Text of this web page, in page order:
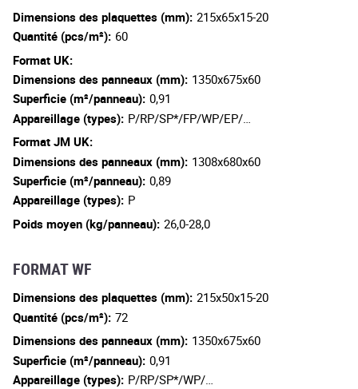
Dimensions des plaquettes (mm): 215x65x15-20
Quantité (pcs/m²): 60
Format UK:
Dimensions des panneaux (mm): 1350x675x60
Superficie (m²/panneau): 0,91
Appareillage (types): P/RP/SP*/FP/WP/EP/…
Format JM UK:
Dimensions des panneaux (mm): 1308x680x60
Superficie (m²/panneau): 0,89
Appareillage (types): P
Poids moyen (kg/panneau): 26,0-28,0
FORMAT WF
Dimensions des plaquettes (mm): 215x50x15-20
Quantité (pcs/m²): 72
Dimensions des panneaux (mm): 1350x675x60
Superficie (m²/panneau): 0,91
Appareillage (types): P/RP/SP*/WP/…